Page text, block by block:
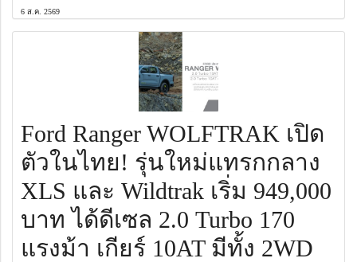
6 ส.ค. 2569
Ford Ranger WOLFTRAK เปิด
ตัวในไทย! รุ่นใหม่แทรกกลาง
XLS และ Wildtrak เริ่ม 949,000
บาท ได้ดีเซล 2.0 Turbo 170
แรงม้า เกียร์ 10AT มีทั้ง 2WD